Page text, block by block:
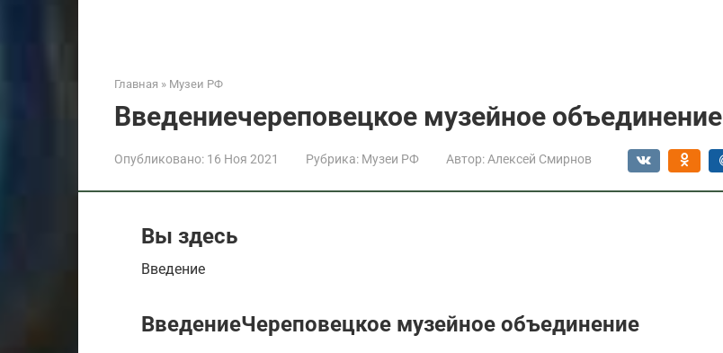
Главная » Музеи РФ
Введениечереповецкое музейное объединение
Опубликовано: 16 Ноя 2021 Рубрика: Музеи РФ Автор: Алексей Смирнов
Вы здесь
Введение
ВведениеЧереповецкое музейное объединение